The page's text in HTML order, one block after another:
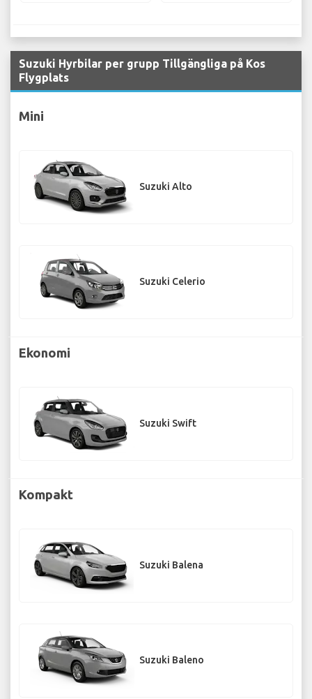
Suzuki Hyrbilar per grupp Tillgängliga på Kos
Flygplats
Mini
Suzuki Alto
Suzuki Celerio
Ekonomi
Suzuki Swift
Kompakt
Suzuki Balena
Suzuki Baleno